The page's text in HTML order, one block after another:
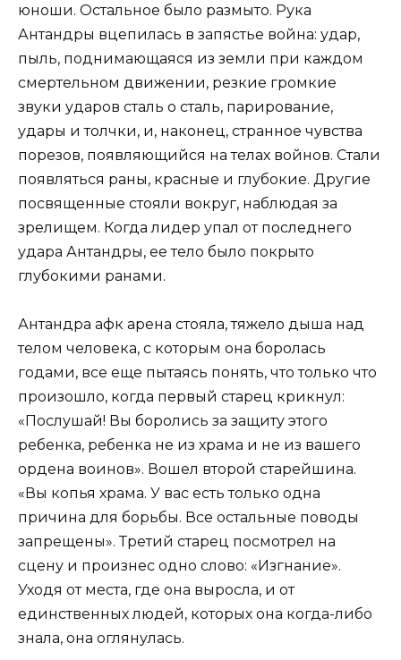
юноши. Остальное было размыто. Рука
Антандры вцепилась в запястье война: удар,
пыль, поднимающаяся из земли при каждом
смертельном движении, резкие громкие
звуки ударов сталь о сталь, парирование,
удары и толчки, и, наконец, странное чувства
порезов, появляющийся на телах войнов. Стали
появляться раны, красные и глубокие. Другие
посвященные стояли вокруг, наблюдая за
зрелищем. Когда лидер упал от последнего
удара Антандры, ее тело было покрыто
глубокими ранами.
Антандра афк арена стояла, тяжело дыша над
телом человека, с которым она боролась
годами, все еще пытаясь понять, что только что
произошло, когда первый старец крикнул:
«Послушай! Вы боролись за защиту этого
ребенка, ребенка не из храма и не из вашего
ордена воинов». Вошел второй старейшина.
«Вы копья храма. У вас есть только одна
причина для борьбы. Все остальные поводы
запрещены». Третий старец посмотрел на
сцену и произнес одно слово: «Изгнание».
Уходя от места, где она выросла, и от
единственных людей, которых она когда-либо
знала, она оглянулась.